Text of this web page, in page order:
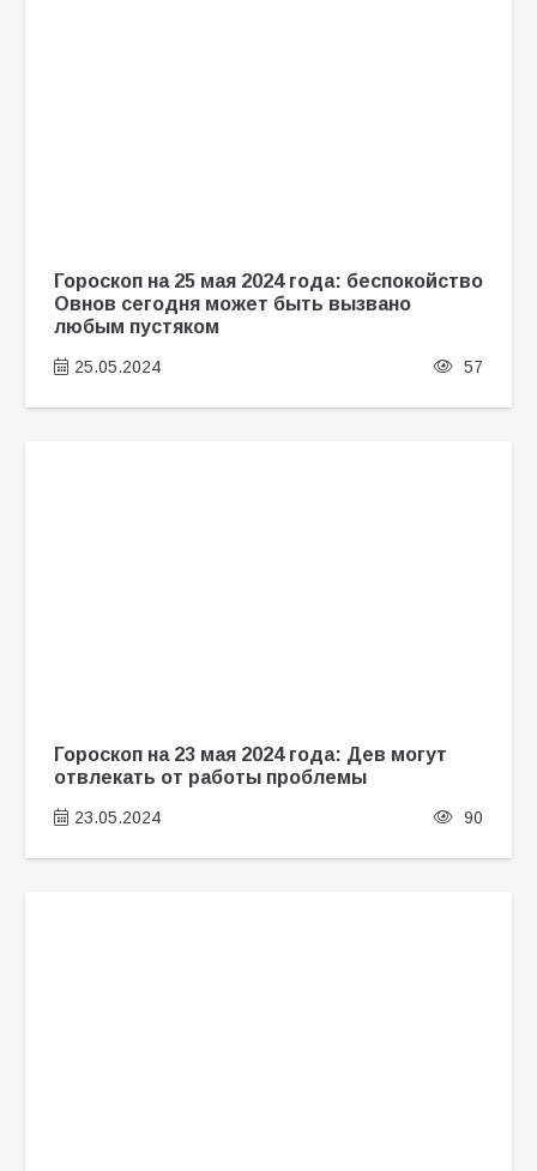
Гороскоп на 25 мая 2024 года: беспокойство
Овнов сегодня может быть вызвано
любым пустяком
25.05.2024 57
Гороскоп на 23 мая 2024 года: Дев могут
отвлекать от работы проблемы
23.05.2024 90